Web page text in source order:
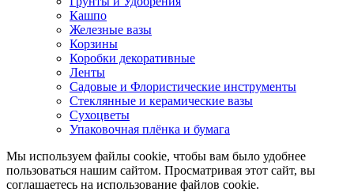
Кашпо
Железные вазы
Корзины
Коробки декоративные
Ленты
Садовые и Флористические инструменты
Стеклянные и керамические вазы
Сухоцветы
Упаковочная плёнка и бумага
Мы используем файлы cookie, чтобы вам было удобнее
пользоваться нашим сайтом. Просматривая этот сайт, вы
соглашаетесь на использование файлов cookie.